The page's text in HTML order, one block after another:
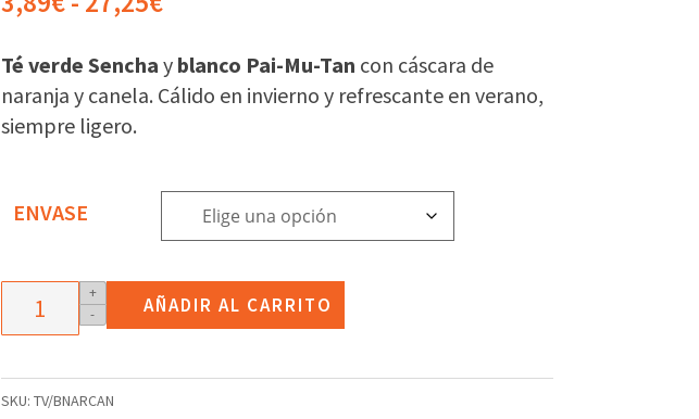
precios:
desde
27,25€
Té verde Sencha y blanco Pai-Mu-Tan con cáscara de
naranja y canela. Cálido en invierno y refrescante en verano,
siempre ligero.
ENVASE
Mezcla
verde
+
-
AÑADIR AL CARRITO
SKU: TV/BNARCAN